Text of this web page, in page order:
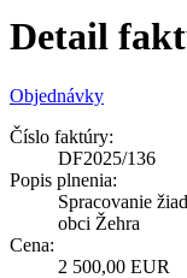
Detail
Objednávky
Číslo faktúry:
DF2025/136
Popis plnenia:
Spracovanie
obci Žehra
Cena:
2 500,00 EUR